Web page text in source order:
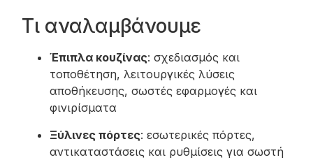
Τι αναλαμβάνουμε
Έπιπλα κουζίνας: σχεδιασμός και
τοποθέτηση, λειτουργικές λύσεις
αποθήκευσης, σωστές εφαρμογές και
φινιρίσματα
Ξύλινες πόρτες: εσωτερικές πόρτες,
αντικαταστάσεις και ρυθμίσεις για σωστή